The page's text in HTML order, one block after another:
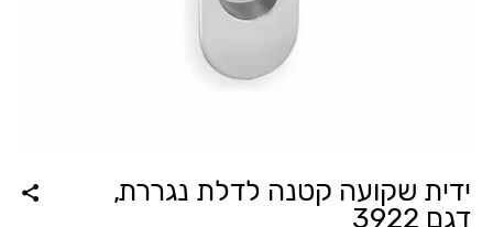
ידית שקועה קטנה לדלת נגררת,
דגם 3922